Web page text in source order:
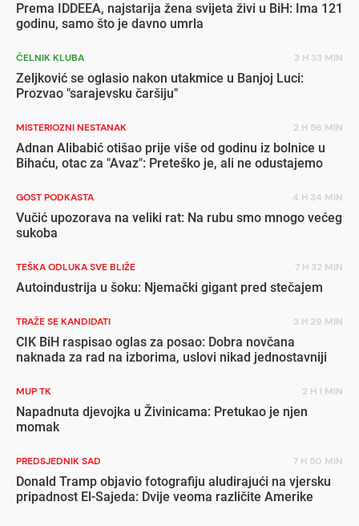
Prema IDDEEA, najstarija žena svijeta živi u BiH: Ima 121
godinu, samo što je davno umrla
ČELNIK KLUBA 3 H 33 MIN
Zeljković se oglasio nakon utakmice u Banjoj Luci:
Prozvao "sarajevsku čaršiju"
MISTERIOZNI NESTANAK 2 H 56 MIN
Adnan Alibabić otišao prije više od godinu iz bolnice u
Bihaću, otac za "Avaz": Preteško je, ali ne odustajemo
GOST PODKASTA 4 H 34 MIN
Vučić upozorava na veliki rat: Na rubu smo mnogo većeg
sukoba
TEŠKA ODLUKA SVE BLIŽE 7 H 32 MIN
Autoindustrija u šoku: Njemački gigant pred stečajem
TRAŽE SE KANDIDATI 3 H 29 MIN
CIK BiH raspisao oglas za posao: Dobra novčana
naknada za rad na izborima, uslovi nikad jednostavniji
MUP TK 2 H 1 MIN
Napadnuta djevojka u Živinicama: Pretukao je njen
momak
PREDSJEDNIK SAD 7 H 50 MIN
Donald Tramp objavio fotografiju aludirajući na vjersku
pripadnost El-Sajeda: Dvije veoma različite Amerike